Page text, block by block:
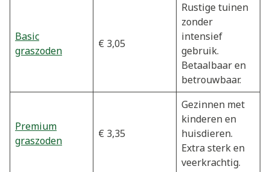
Basic
graszoden
€ 3,05
Rustige tuinen
zonder
intensief
gebruik.
Betaalbaar en
betrouwbaar.
Premium
graszoden
€ 3,35
Gezinnen met
kinderen en
huisdieren.
Extra sterk en
veerkrachtig.